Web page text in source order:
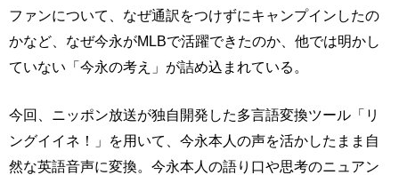
ファンについて、なぜ通訳をつけずにキャンプインしたの
かなど、なぜ今永がMLBで活躍できたのか、他では明かし
ていない「今永の考え」が詰め込まれている。
今回、ニッポン放送が独自開発した多言語変換ツール「リ
ングイイネ！」を用いて、今永本人の声を活かしたまま自
然な英語音声に変換。今永本人の語り口や思考のニュアン